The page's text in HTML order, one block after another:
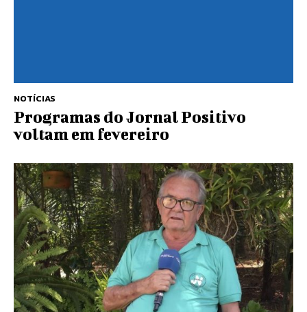
NOTÍCIAS
Programas do Jornal Positivo
voltam em fevereiro